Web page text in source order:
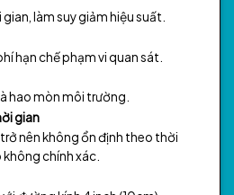
làm suy giảm hiệu suất.
hạn chế phạm vi quan sát.
hao mòn môi trường.
gian
nên không ổn định theo thời
chính xác.